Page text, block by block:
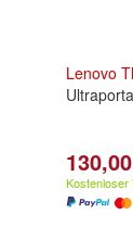
Lenovo
Kostenloser